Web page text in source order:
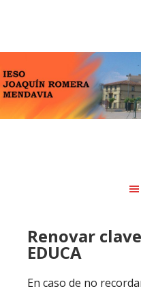
Renovar
EDUCA
En caso de no